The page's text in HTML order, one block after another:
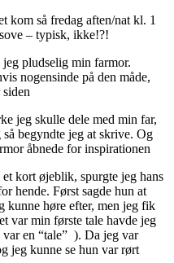
kom så fredag aften/nat kl. 1
– typisk, ikke!?!
pludselig min farmor.
nogensinde på den måde,
siden
jeg skulle dele med min far,
begyndte jeg at skrive. Og
åbnede for inspirationen
kort øjeblik, spurgte jeg hans
hende. Først sagde hun at
kunne høre efter, men jeg fik
var min første tale havde jeg
en “tale” ). Da jeg var
jeg kunne se hun var rørt